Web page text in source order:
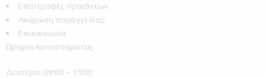
Επιστροφές προϊόντων
Ακύρωση παραγγελίας
Επικοινωνία
Ωράριο Καταστήματος
Δευτέρα: 09:00 – 15:00